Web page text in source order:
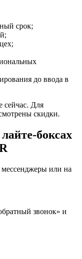
срок;
до ввода в
сейчас. Для
скидки.
боксах
мессенджеры или на
звонок» и